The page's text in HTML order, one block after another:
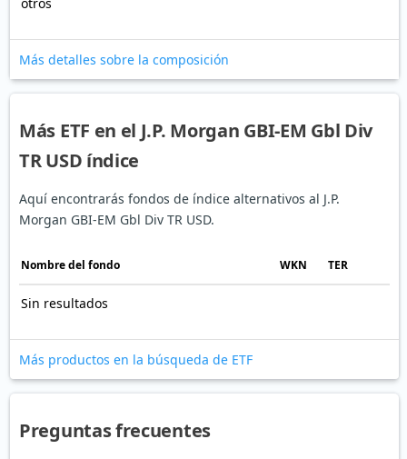
Más detalles sobre la composición
Más ETF en el J.P. Morgan GBI-EM Gbl Div
TR USD índice
Aquí encontrarás fondos de índice alternativos al J.P.
Morgan GBI-EM Gbl Div TR USD.
Nombre del fondo WKN TER
Sin resultados
Más productos en la búsqueda de ETF
Preguntas frecuentes